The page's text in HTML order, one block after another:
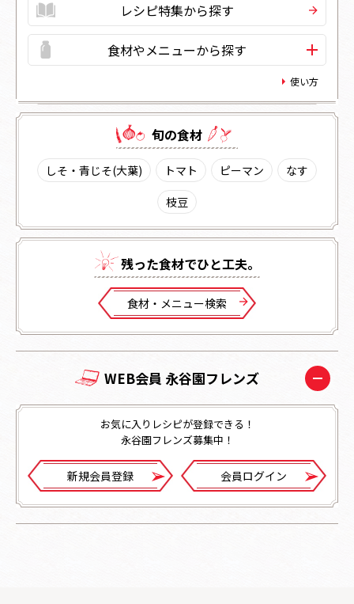
レシピ特集から探す
食材やメニューから探す
使い方
旬の⾷材
しそ・青じそ(大葉) トマト ピーマン
なす
枝豆
残った⾷材でひと⼯夫。
⾷材・メニュー検索
WEB会員 永谷園フレンズ
お気に入りレシピが登録できる！
永谷園フレンズ募集中！
新規会員登録 会員ログイン